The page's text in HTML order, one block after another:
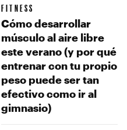
FITNESS
Cómo desarrollar
músculo al aire libre
este verano (y por qué
entrenar con tu propio
peso puede ser tan
efectivo como ir al
gimnasio)